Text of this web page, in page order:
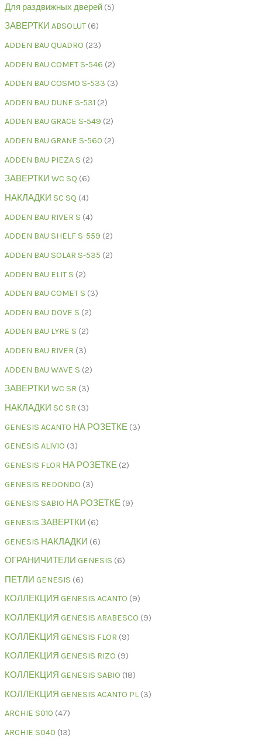
Для раздвижных дверей 5
ЗАВЕРТКИ ABSOLUT 6
ADDEN BAU QUADRO 23
ADDEN BAU COMET S-546 2
ADDEN BAU COSMO S-533 3
ADDEN BAU DUNE S-531 2
ADDEN BAU GRACE S-549 2
ADDEN BAU GRANE S-560 2
ADDEN BAU PIEZA S 2
ЗАВЕРТКИ WC SQ 6
НАКЛАДКИ SC SQ 4
ADDEN BAU RIVER S 4
ADDEN BAU SHELF S-559 2
ADDEN BAU SOLAR S-535 2
ADDEN BAU ELIT S 2
ADDEN BAU COMET S 3
ADDEN BAU DOVE S 2
ADDEN BAU LYRE S 2
ADDEN BAU RIVER 3
ADDEN BAU WAVE S 2
ЗАВЕРТКИ WC SR 3
НАКЛАДКИ SC SR 3
GENESIS ACANTO НА РОЗЕТКЕ 3
GENESIS ALIVIO 3
GENESIS FLOR НА РОЗЕТКЕ 2
GENESIS REDONDO 3
GENESIS SABIO НА РОЗЕТКЕ 9
GENESIS ЗАВЕРТКИ 6
GENESIS НАКЛАДКИ 6
ОГРАНИЧИТЕЛИ GENESIS 6
ПЕТЛИ GENESIS 6
КОЛЛЕКЦИЯ GENESIS ACANTO 9
КОЛЛЕКЦИЯ GENESIS ARABESCO 9
КОЛЛЕКЦИЯ GENESIS FLOR 9
КОЛЛЕКЦИЯ GENESIS RIZO 9
КОЛЛЕКЦИЯ GENESIS SABIO 18
КОЛЛЕКЦИЯ GENESIS ACANTO PL 3
ARCHIE S010 47
ARCHIE S040 13